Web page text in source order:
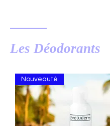
Les Déodorants
Nouveauté